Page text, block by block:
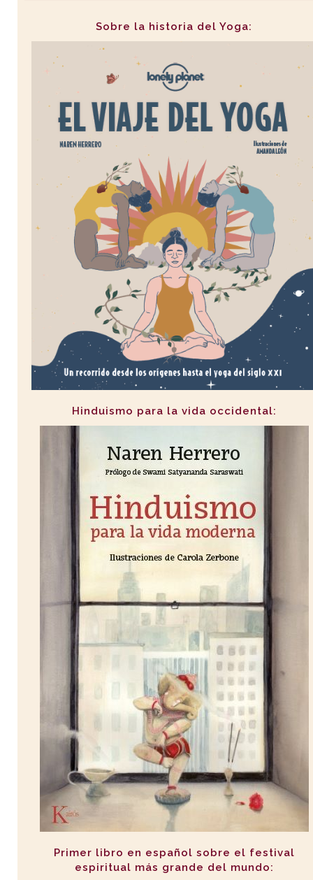
Sobre la historia del Yoga:
Hinduismo para la vida occidental:
Primer libro en español sobre el festival
espiritual más grande del mundo: